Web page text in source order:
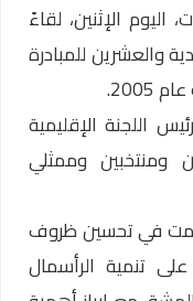
الإثنين، لقاءً
والعشرين للمبادرة
اللجنة الإقليمية
ومنتخبين وممثلي
في تحسين ظروف
تنمية الرأسمال